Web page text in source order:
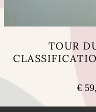
TOUR
€